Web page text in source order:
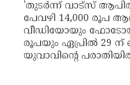
'തുടർന്ന് വാട്‍സ് ആപിൽ
പേവഴി 14,000 രൂപ
വീഡിയോയും
രൂപയും ഏപ്രിൽ 29 ന്
യുവാവിന്റെ